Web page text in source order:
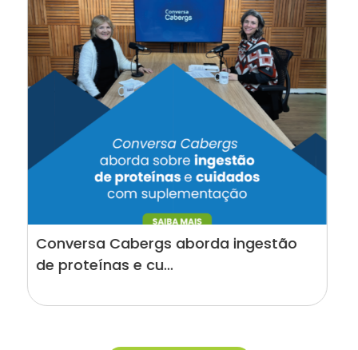
ingestão
ComuniCabergs chega à
reunindo notícias...